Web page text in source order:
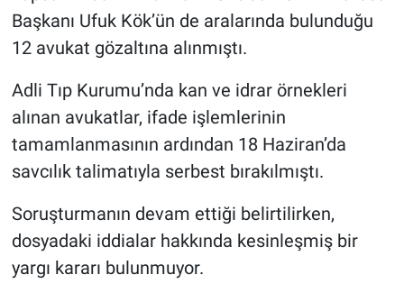
Başkanı Ufuk Kök’ün de aralarında bulunduğu
12 avukat gözaltına alınmıştı.
Adli Tıp Kurumu’nda kan ve idrar örnekleri
alınan avukatlar, ifade işlemlerinin
tamamlanmasının ardından 18 Haziran’da
savcılık talimatıyla serbest bırakılmıştı.
Soruşturmanın devam ettiği belirtilirken,
dosyadaki iddialar hakkında kesinleşmiş bir
yargı kararı bulunmuyor.